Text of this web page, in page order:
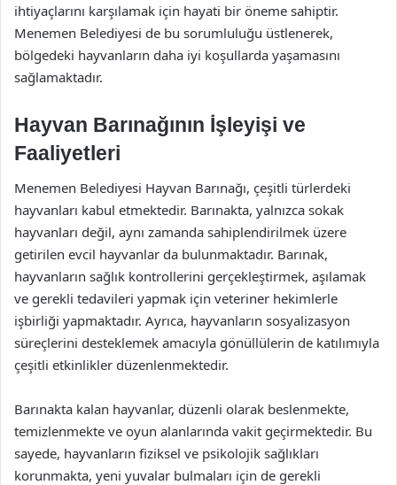
ihtiyaçlarını karşılamak için hayati bir öneme sahiptir.
Menemen Belediyesi de bu sorumluluğu üstlenerek,
bölgedeki hayvanların daha iyi koşullarda yaşamasını
sağlamaktadır.
Hayvan Barınağının İşleyişi ve
Faaliyetleri
Menemen Belediyesi Hayvan Barınağı, çeşitli türlerdeki
hayvanları kabul etmektedir. Barınakta, yalnızca sokak
hayvanları değil, aynı zamanda sahiplendirilmek üzere
getirilen evcil hayvanlar da bulunmaktadır. Barınak,
hayvanların sağlık kontrollerini gerçekleştirmek, aşılamak
ve gerekli tedavileri yapmak için veteriner hekimlerle
işbirliği yapmaktadır. Ayrıca, hayvanların sosyalizasyon
süreçlerini desteklemek amacıyla gönüllülerin de katılımıyla
çeşitli etkinlikler düzenlenmektedir.
Barınakta kalan hayvanlar, düzenli olarak beslenmekte,
temizlenmekte ve oyun alanlarında vakit geçirmektedir. Bu
sayede, hayvanların fiziksel ve psikolojik sağlıkları
korunmakta, yeni yuvalar bulmaları için de gerekli